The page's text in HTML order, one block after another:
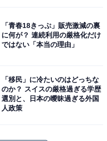
「青春18きっぷ」販売激減の裏
に何が？ 連続利用の厳格化だけ
ではない「本当の理由」
「移民」に冷たいのはどっちな
のか？ スイスの厳格過ぎる学歴
選別と、日本の曖昧過ぎる外国
人政策